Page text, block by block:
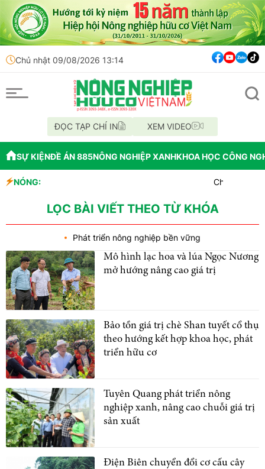
Chủ nhật 09/08/2026 13:14
ĐỌC TẠP CHÍ IN XEM VIDEO
SỰ KIỆNĐỀ ÁN 885NÔNG NGHIỆP XANHKHOA HỌC CÔNG
NÓNG:
Chỉ đạo xử lý
Lâm Đồng:
LỌC BÀI VIẾT THEO TỪ KHÓA
Phát triển nông nghiệp bền vững
Mô hình lạc hoa và lúa Ngọc Nương
mở hướng nâng cao giá trị
Bảo tồn giá trị chè Shan tuyết cổ thụ
theo hướng kết hợp khoa học, phát
triển hữu cơ
Tuyên Quang phát triển nông
nghiệp xanh, nâng cao chuỗi giá trị
sản xuất
Điện Biên chuyển đổi cơ cấu cây